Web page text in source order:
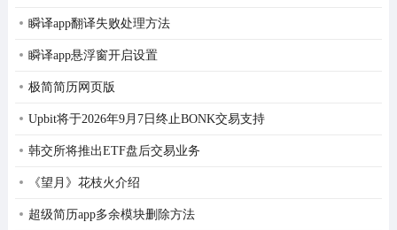
瞬译app翻译失败处理方法
瞬译app悬浮窗开启设置
极简简历网页版
Upbit将于2026年9月7日终止BONK交易支持
韩交所将推出ETF盘后交易业务
《望月》花枝火介绍
超级简历app多余模块删除方法